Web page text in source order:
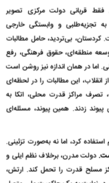
قربانی دولت مرکزی تصویر
تجزیه‌طلبی و وابستگی خارجی
بی‌تردید، حامل مطالبات
منطقه‌ای، حقوق فرهنگی، رفع
اما در همان اندازه نیز روشن است
این مطالبات را در لحظه‌ای
تصرف مراکز قدرت محلی، اتکا به
زدند. همین پیوند، مسئله‌ای
کرد، اما نه به‌صورت تزئینی.
دولت مدرن، برخلاف نظم ایلی و
مسلح قدرت را تحمل کند. ارتش،